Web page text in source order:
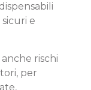
e
rischi
per